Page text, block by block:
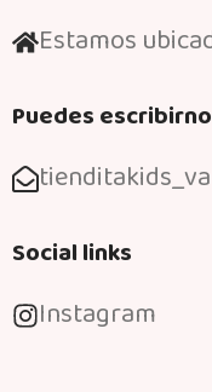
Estamos
Puedes
Social links
Instagram